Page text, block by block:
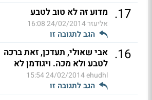
17
. מדוע זה לא טוב לטבע
אליעזר24/02/2014 16:08
הגב לתגובה זו
16
. אבי שאולי, תעדכן, זאת ברכה
לטבע ולא מכה. ויגודמן לא
ehudhl
24/02/2014 15:54
הגב לתגובה זו